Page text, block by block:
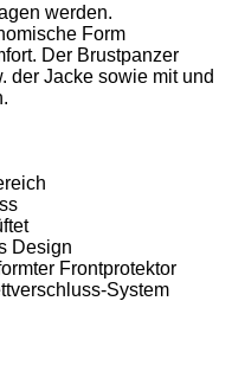
werden.
Form
Der Brustpanzer
der Jacke sowie mit und
Design
Frontprotektor
System